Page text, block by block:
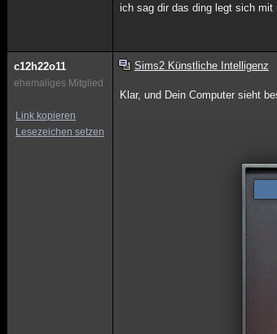
ich sag dir das ding legt sich mit
c12h22o11
ehemaliges Mitglied
Link kopieren
Lesezeichen setzen
Sims2 Künstliche Intelligenz
Klar, und Dein Computer sieht